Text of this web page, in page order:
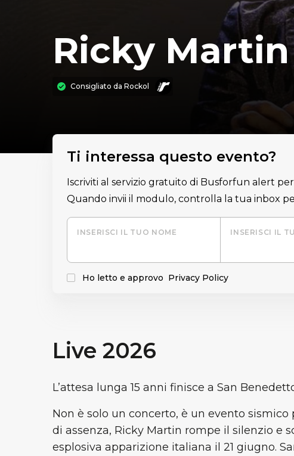
Ricky Martin
Consigliato da Rockol
Ti interessa questo evento?
Iscriviti al servizio gratuito di Busforfun alert
Quando invii il modulo, controlla la tua inbox
INSERISCI IL TUO NOME INSERISCI IL
Ho letto e approvo Privacy Policy
Live 2026
L’attesa lunga 15 anni finisce a San
Non è solo un concerto, è un evento
di assenza, Ricky Martin rompe il silenzio e
esplosiva apparizione italiana il 21 giugno.